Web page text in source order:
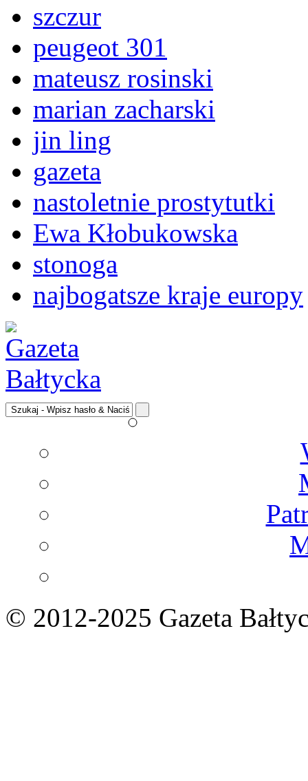
szczur
peugeot 301
mateusz rosinski
marian zacharski
jin ling
gazeta
nastoletnie prostytutki
Ewa Kłobukowska
stonoga
najbogatsze kraje europy
© 2012-2025 Gazeta